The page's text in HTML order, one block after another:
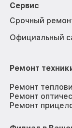
Сервис
Срочный
Официальный
Ремонт
Ремонт
Ремонт
Ремонт